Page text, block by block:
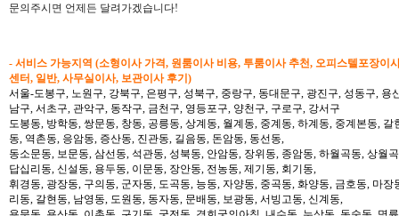
문의주시면 언제든 달려가겠습니다!
- 서비스 가능지역 (소형이사 가격, 원룸이사 비용, 투룸이사 추천, 오피스텔포장이
센터, 일반, 사무실이사, 보관이사 후기)
서울-도봉구, 노원구, 강북구, 은평구, 성북구, 중랑구, 동대문구, 광진구, 성동구,
남구, 서초구, 관악구, 동작구, 금천구, 영등포구, 양천구, 구로구, 강서구
도봉동, 방학동, 쌍문동, 창동, 공릉동, 상계동, 월계동, 중계동, 하계동, 중계본동,
동, 역촌동, 응암동, 증산동, 진관동, 길음동, 돈암동, 동선동,
동소문동, 보문동, 삼선동, 석관동, 성북동, 안암동, 장위동, 종암동, 하월곡동, 상월
답십리동, 신설동, 용두동, 이문동, 장안동, 전농동, 제기동, 회기동,
휘경동, 광장동, 구의동, 군자동, 도곡동, 능동, 자양동, 중곡동, 화양동, 금호동, 마
리동, 갈현동, 남영동, 도원동, 동자동, 문배동, 보광동, 서빙고동, 신계동,